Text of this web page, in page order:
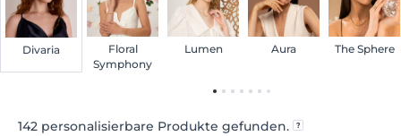
Divaria
Floral
Symphony
Lumen Aura The Sphere
142 personalisierbare Produkte gefunden.